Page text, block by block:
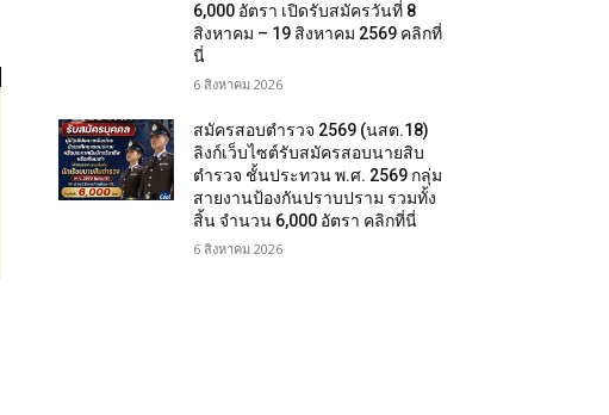
6,000 อัตรา เปิดรับสมัครวันที่ 8
สิงหาคม – 19 สิงหาคม 2569 คลิกที่
นี่
6 สิงหาคม 2026
สมัครสอบตํารวจ 2569 (นสต.18)
ลิงก์เว็บไซต์รับสมัครสอบนายสิบ
ตำรวจ ชั้นประทวน พ.ศ. 2569 กลุ่ม
สายงานป้องกันปราบปราม รวมทั้ง
สิ้น จำนวน 6,000 อัตรา คลิกที่นี่
6 สิงหาคม 2026